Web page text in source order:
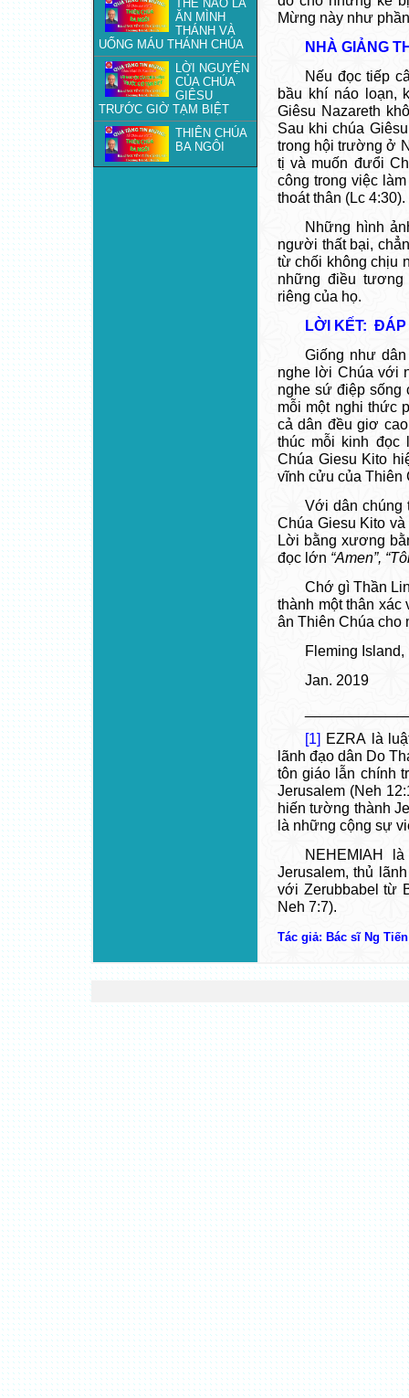
THẾ NÀO LÀ
ĂN MÌNH
THÁNH VÀ
UỐNG MÁU THÁNH CHÚA
LỜI NGUYỆN
CỦA CHÚA
GIÊSU
TRƯỚC GIỜ TẠM BIỆT
THIÊN CHÚA
BA NGÔI
Mừng này như
NHÀ GIẢNG
Nếu đọc tiếp
bầu khí náo
loạn,
Giêsu Nazareth
Sau khi chúa
trong hội trường ở
tị và muốn đưổi
công trong việc
thoát thân (Lc 4:30).
Những hình
người thất bại,
từ chối không chịu
những điều
riêng của họ.
LỜI KẾT:
Giống như
nghe lời Chúa với
nghe sứ điệp sống
mỗi một nghi thức
cả dân đều giơ cao
thúc mỗi kinh đọc
Chúa Giesu Kito
vĩnh cửu của Thiên
Với dân chúng
Chúa Giesu Kito
Lời bằng xương
đọc lớn “Amen”,
Chớ gì Thần
thành một thân
ân Thiên Chúa cho
Fleming Island,
Jan. 2019
[1] EZRA là
lãnh đạo dân Do
tôn giáo lẫn chính
Jerusalem (Neh
hiến tường thành
là những cộng sự
NEHEMIAH
Jerusalem, thủ
với Zerubbabel từ
Neh 7:7).
Tác giả: Bác sĩ Ng